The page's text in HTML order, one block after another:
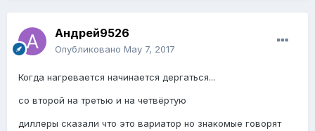
Андрей9526
Опубликовано May 7, 2017
Когда нагревается начинается дергаться...
со второй на третью и на четвёртую
диллеры сказали что это вариатор но знакомые говорят